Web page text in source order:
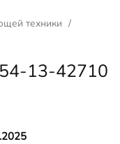
техники
13-42710